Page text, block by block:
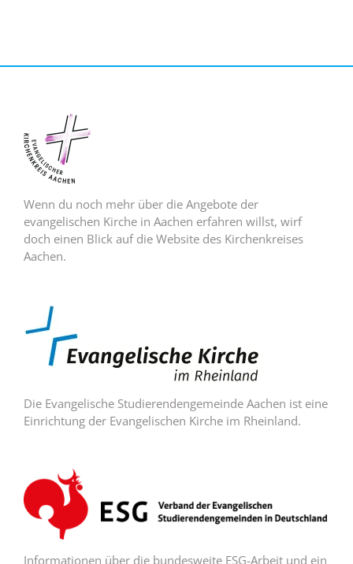
Wenn du noch mehr über die Angebote der
evangelischen Kirche in Aachen erfahren willst, wirf
doch einen Blick auf die Website des Kirchenkreises
Aachen.
Die Evangelische Studierendengemeinde Aachen ist eine
Einrichtung der Evangelischen Kirche im Rheinland.
Informationen über die bundesweite ESG-Arbeit und ein